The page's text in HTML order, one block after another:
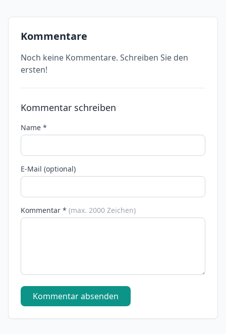
Kommentare
Noch keine Kommentare. Schreiben Sie den
ersten!
Kommentar schreiben
Name *
E-Mail (optional)
Kommentar * (max. 2000 Zeichen)
Kommentar absenden